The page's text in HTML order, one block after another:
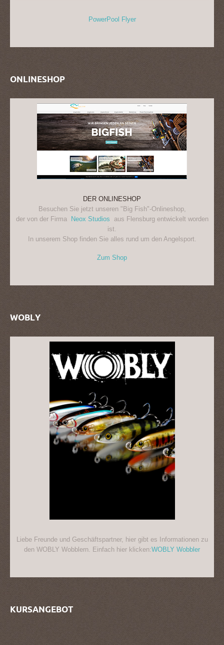
PowerPool Flyer
ONLINESHOP
DER ONLINESHOP
Besuchen Sie jetzt unseren "Big Fish"-Onlineshop,
der von der Firma
Neox Studios
aus Flensburg entwickelt worden
ist.
In unserem Shop finden Sie alles rund um den Angelsport.
Zum Shop
WOBLY
Liebe Freunde und Geschäftspartner, hier gibt es Informationen zu
den WOBLY Wobblern. Einfach hier klicken:WOBLY Wobbler
KURSANGEBOT